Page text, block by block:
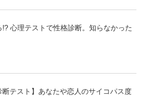
!? 心理テストで性格診断。知らなかった
断テスト】あなたや恋人のサイコパス度